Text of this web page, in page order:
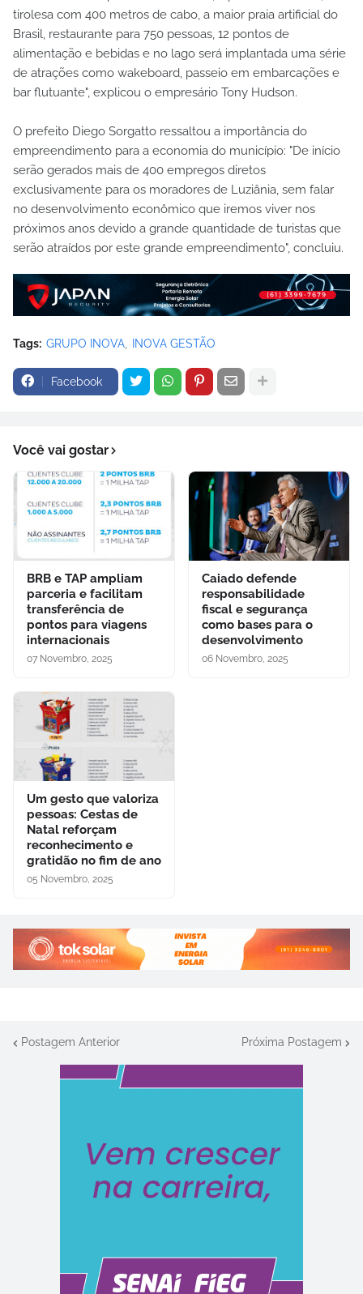
tirolesa com 400 metros de cabo, a maior praia artificial do
Brasil, restaurante para 750 pessoas, 12 pontos de
alimentação e bebidas e no lago será implantada uma série
de atrações como wakeboard, passeio em embarcações e
bar flutuante", explicou o empresário Tony Hudson.
O prefeito Diego Sorgatto ressaltou a importância do
empreendimento para a economia do município: "De início
serão gerados mais de 400 empregos diretos
exclusivamente para os moradores de Luziânia, sem falar
no desenvolvimento econômico que iremos viver nos
próximos anos devido a grande quantidade de turistas que
serão atraídos por este grande empreendimento", concluiu.
Tags: GRUPO INOVA INOVA GESTÃO
Facebook
Você vai gostar
BRB e TAP ampliam
parceria e facilitam
transferência de
pontos para viagens
internacionais
07 Novembro, 2025
Caiado defende
responsabilidade
fiscal e segurança
como bases para o
desenvolvimento
06 Novembro, 2025
Um gesto que valoriza
pessoas: Cestas de
Natal reforçam
reconhecimento e
gratidão no fim de ano
05 Novembro, 2025
Postagem Anterior Próxima Postagem